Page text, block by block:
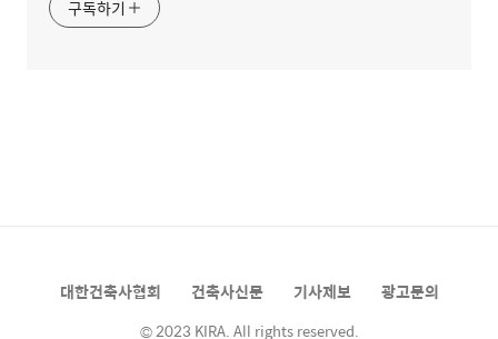
구독하기
대한건축사협회 건축사신문 기사제보 광고문의
© 2023 KIRA. All rights reserved.